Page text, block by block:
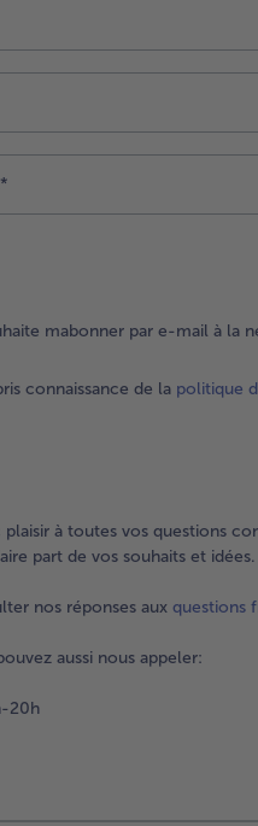
mabonner par e-mail à la
connaissance de la politique
à toutes vos questions
part de vos souhaits et idées.
nos réponses auxquestions
aussi nous appeler:
20h